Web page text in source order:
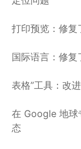
打印预览：修复
国际语言：修
表格”工具：改
在 Google 地球
态